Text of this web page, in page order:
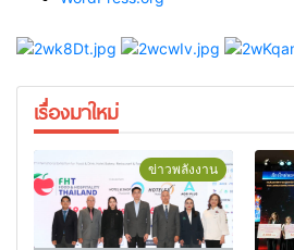
เรื่องมาใหม่
ข่าวพลังงาน